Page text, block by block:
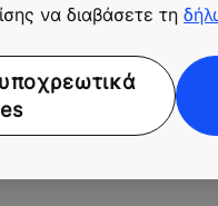
να διαβάσετε τη